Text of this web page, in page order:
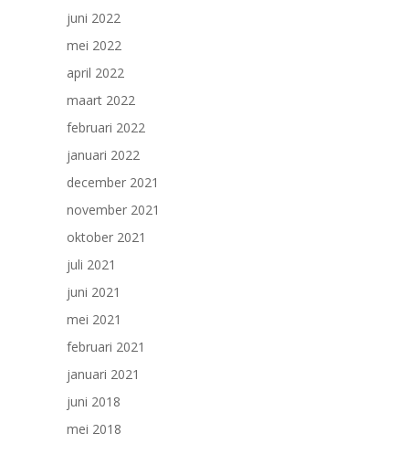
juni 2022
mei 2022
april 2022
maart 2022
februari 2022
januari 2022
december 2021
november 2021
oktober 2021
juli 2021
juni 2021
mei 2021
februari 2021
januari 2021
juni 2018
mei 2018